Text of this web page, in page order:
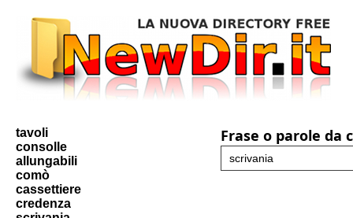
tavoli
consolle
allungabili
comò
cassettiere
credenza
Frase o parole da